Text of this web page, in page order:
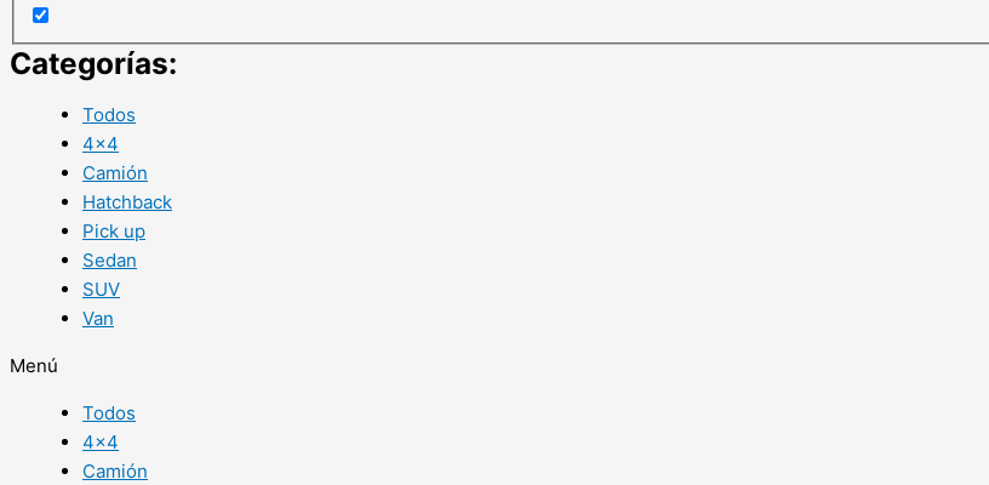
Categorías:
Todos
4×4
Camión
Hatchback
Pick up
Sedan
SUV
Van
Menú
Todos
4×4
Camión